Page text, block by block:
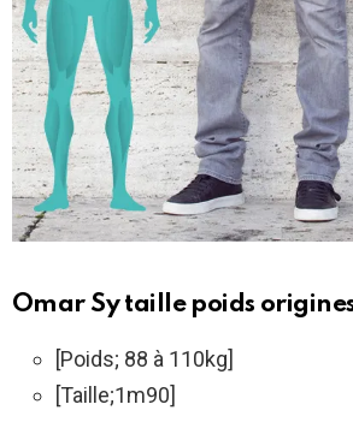
Omar Sy taille poids
[Poids; 88 à 110kg]
[Taille;1m90]